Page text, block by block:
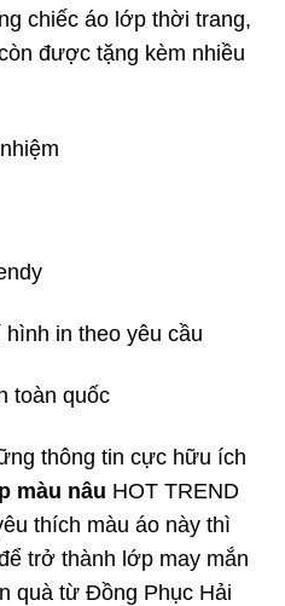
chiếc áo lớp thời trang,
được tặng kèm nhiều
in theo yêu cầu
toàn quốc
thông tin cực hữu ích
màu nâu HOT TREND
thích màu áo này thì
trở thành lớp may mắn
quà từ Đồng Phục Hải